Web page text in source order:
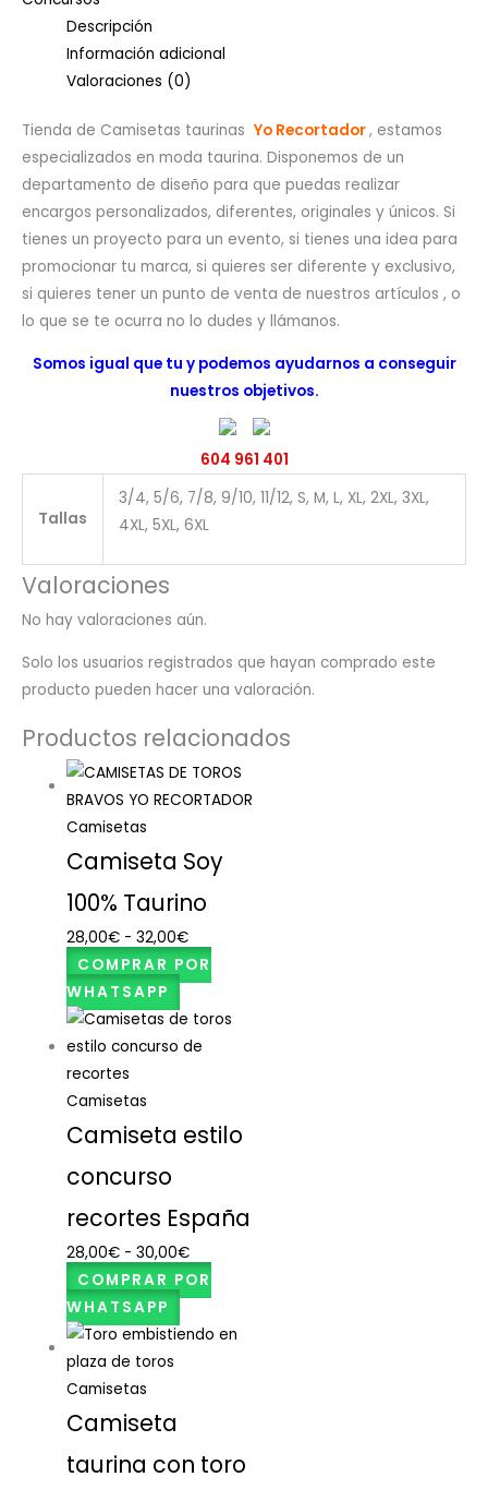
Descripción
Información adicional
Valoraciones (0)
Tienda de Camisetas taurinas Yo Recortador, estamos
especializados en moda taurina. Disponemos de un
departamento de diseño para que puedas realizar
encargos personalizados, diferentes, originales y únicos. Si
tienes un proyecto para un evento, si tienes una idea para
promocionar tu marca, si quieres ser diferente y exclusivo,
si quieres tener un punto de venta de nuestros artículos , o
lo que se te ocurra no lo dudes y llámanos.
Somos igual que tu y podemos ayudarnos a conseguir
nuestros objetivos.
604 961 401
Tallas
3/4, 5/6, 7/8, 9/10, 11/12, S, M, L, XL, 2XL, 3XL,
4XL, 5XL, 6XL
Valoraciones
No hay valoraciones aún.
Solo los usuarios registrados que hayan comprado este
producto pueden hacer una valoración.
Productos relacionados
Camisetas
Camiseta Soy
100% Taurino
28,00€ - 32,00€
COMPRAR POR
WHATSAPP
Camisetas
Camiseta estilo
concurso
recortes España
28,00€ - 30,00€
COMPRAR POR
WHATSAPP
Camisetas
Camiseta
taurina con toro